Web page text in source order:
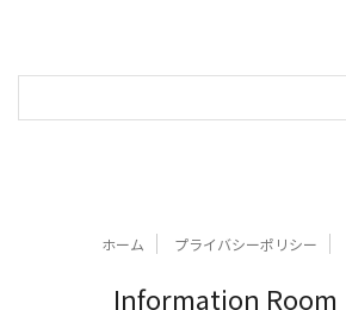
ホーム プライバシーポリシー
Information Room